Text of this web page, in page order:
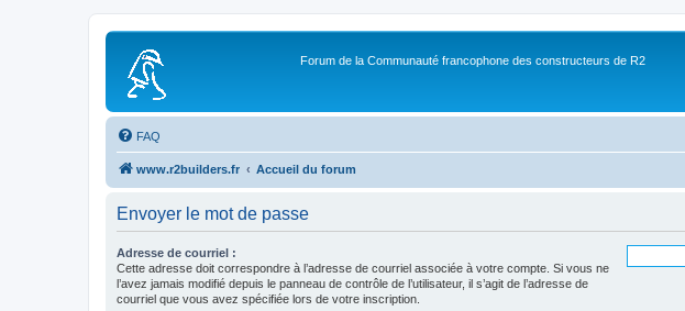
Forum de la Communauté francophone des constructeurs de R2
FAQ
www.r2builders.fr Accueil du forum
Envoyer le mot de passe
Adresse de courriel :
Cette adresse doit correspondre à l’adresse de courriel associée à votre compte. Si vous ne
l’avez jamais modifié depuis le panneau de contrôle de l’utilisateur, il s’agit de l’adresse de
courriel que vous avez spécifiée lors de votre inscription.